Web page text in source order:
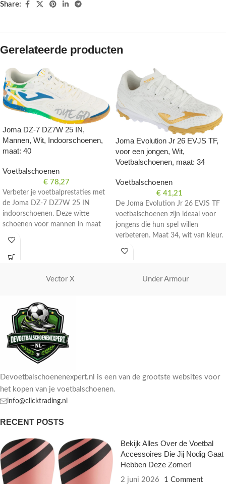
Share:
Gerelateerde producten
Joma DZ-7 DZ7W 25 IN,
Mannen, Wit, Indoorschoenen,
maat: 40
Voetbalschoenen
€ 78,27
Verbeter je voetbalprestaties met
de Joma DZ-7 DZ7W 25 IN
indoorschoenen. Deze witte
schoenen voor mannen in maat
Joma Evolution Jr 26 EVJS TF,
voor een jongen, Wit,
Voetbalschoenen, maat: 34
Voetbalschoenen
€ 41,21
De Joma Evolution Jr 26 EVJS TF
voetbalschoenen zijn ideaal voor
jongens die hun spel willen
verbeteren. Maat 34, wit van kleur.
Vector X Under Armour
Devoetbalschoenenexpert.nl is een van de grootste websites voor
het kopen van je voetbalschoenen.
info@clicktrading.nl
RECENT POSTS
Bekijk Alles Over de Voetbal
Accessoires Die Jij Nodig Gaat
Hebben Deze Zomer!
2 juni 2026 1 Comment